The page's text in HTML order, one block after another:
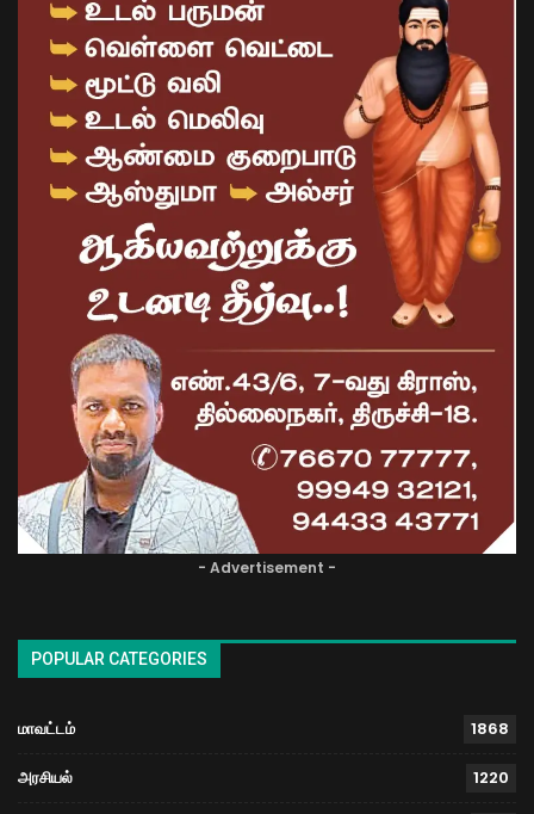
- Advertisement -
POPULAR CATEGORIES
மாவட்டம் 1868
அரசியல் 1220